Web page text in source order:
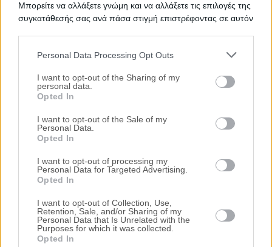
Μπορείτε να αλλάξετε γνώμη και να αλλάξετε τις επιλογές της
συγκατάθεσής σας ανά πάσα στιγμή επιστρέφοντας σε αυτόν
services and may gather and store information including but
not limited to your visit or usage behaviour. You may click to
grant or deny consent to Google and its third-party tags to
use your data for below specified purposes in below Google
consent section.
Personal Data Processing Opt Outs
I want to opt-out of the Sharing of my
personal data.
Opted In
I want to opt-out of the Sale of my
Personal Data.
Opted In
I want to opt-out of processing my
Personal Data for Targeted Advertising.
Opted In
I want to opt-out of Collection, Use,
Retention, Sale, and/or Sharing of my
Personal Data that Is Unrelated with the
Purposes for which it was collected.
Opted In
Καρύστου 10 & Φαρμακίδου 36, Ηλιούπολη, Νομός
Αττικής
Πρώτη Προσφορά:
170.000 €
Ημ. Διεξαγωγής:
Διαμέρισμα 43 τ.μ.